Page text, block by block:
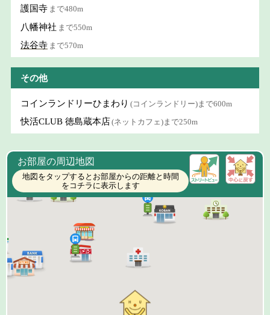
護国寺 まで480m
八幡神社 まで550m
法谷寺 まで570m
その他
コインランドリーひまわり (コインランドリー)まで600m
快活CLUB 徳島蔵本店(ネットカフェ)まで250m
お部屋の周辺地図
地図をタップするとお部屋からの距離と時間
をコチラに表示します